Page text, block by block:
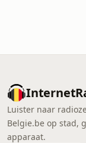
Luister naar
Belgie.be op stad,
apparaat.